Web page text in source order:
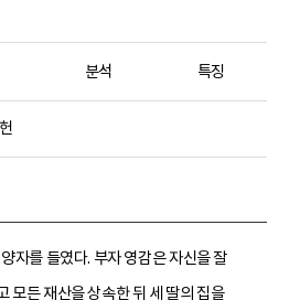
분석 특징
자를 들였다. 부자 영감은 자신을 잘
모든 재산을 상속한 뒤 세 딸의 집을